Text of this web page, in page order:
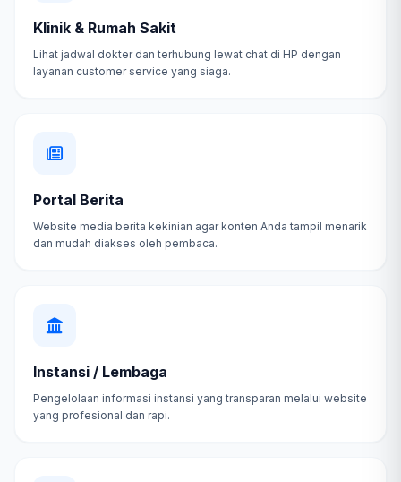
Klinik & Rumah Sakit
Lihat jadwal dokter dan terhubung lewat chat di HP dengan
layanan customer service yang siaga.
Portal Berita
Website media berita kekinian agar konten Anda tampil menarik
dan mudah diakses oleh pembaca.
Instansi / Lembaga
Pengelolaan informasi instansi yang transparan melalui website
yang profesional dan rapi.